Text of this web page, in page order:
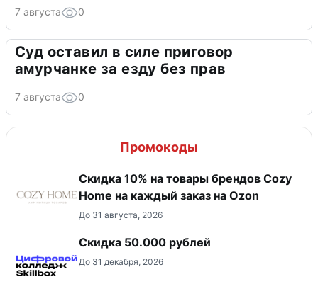
7 августа 0
Суд оставил в силе приговор
амурчанке за езду без прав
7 августа 0
Промокоды
Скидка 10% на товары брендов Cozy
Home на каждый заказ на Оzon
До 31 августа, 2026
Скидка 50.000 рублей
До 31 декабря, 2026